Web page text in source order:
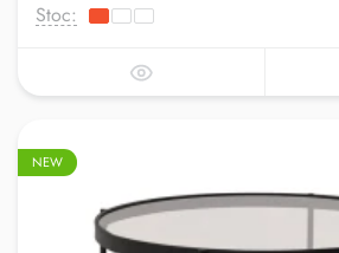
Stoc:
NEW